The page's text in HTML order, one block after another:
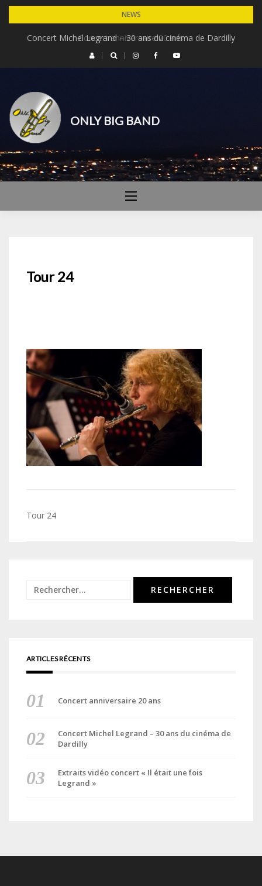
Skip
content
NEWS
Concert anniversaire 20 ans
Concert Michel Legrand – 30 ans du cinéma de Dardilly
ONLY BIG BAND
Tour 24
Navigation
Tour 24
Rechercher :
ARTICLES RÉCENTS
Concert anniversaire 20 ans
Concert Michel Legrand – 30 ans du cinéma de
Dardilly
Extraits vidéo concert « Il était une fois
Legrand »